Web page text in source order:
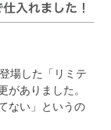
場した「リミテ
がありました。
ない」というの